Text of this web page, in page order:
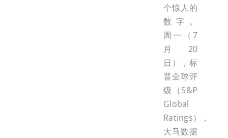
个惊人的
数字。
周一（7
月20
日），标
普全球评
级（S&P
Global
Ratings），
大马数据